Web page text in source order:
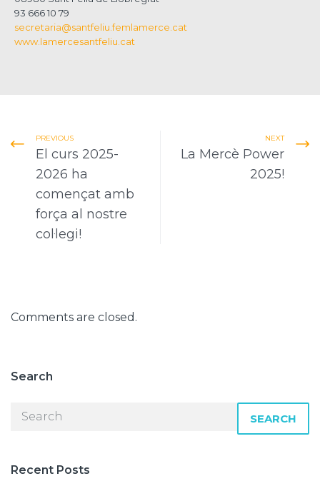
93 666 10 79
secretaria@santfeliu.femlamerce.cat
www.lamercesantfeliu.cat
PREVIOUS
El curs 2025-
2026 ha
començat amb
força al nostre
col·legi!
NEXT
La Mercè Power
2025!
Comments are closed.
Search
SEARCH
Recent Posts